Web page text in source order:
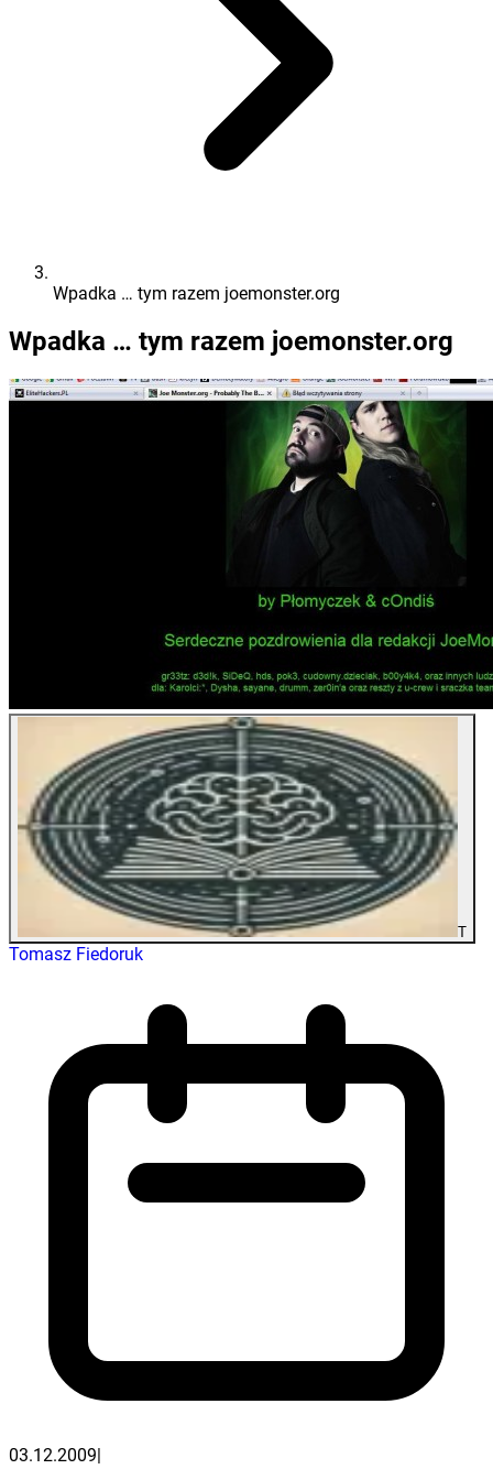
Wpadka … tym razem joemonster.org
Wpadka … tym razem joemonster.org
T
Tomasz Fiedoruk
03.12.2009|